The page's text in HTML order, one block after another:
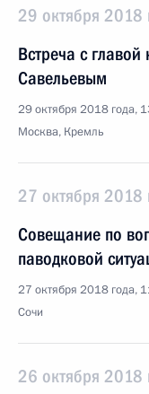
29 октября 2018
Встреча с
Савельевым
29 октября 2018 года,
Москва, Кремль
27 октября 2018
Совещание по
паводковой
27 октября 2018 года,
Сочи
26 октября 2018